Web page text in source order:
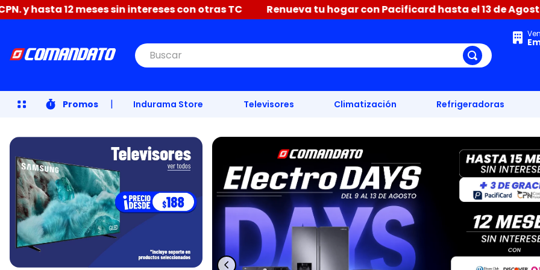
sin intereses con otras TC Renueva tu hogar con Pacificard hasta el 13 de Agosto difiere hasta
Buscar
Promos | Indurama Store Televisores Climatización Refrigeradoras